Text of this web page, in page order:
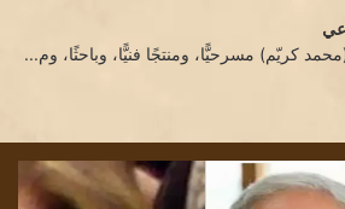
كريّم) مسرحيًّا، ومنتجًا فنيًّا، وباحثًا، وم...